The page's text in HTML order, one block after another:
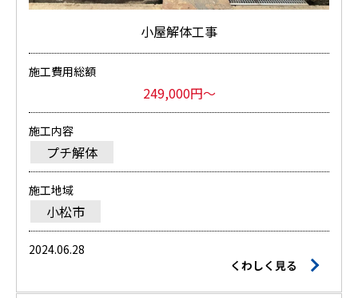
小屋解体工事
施工費用総額
249,000円～
施工内容
プチ解体
施工地域
小松市
2024.06.28
くわしく見る